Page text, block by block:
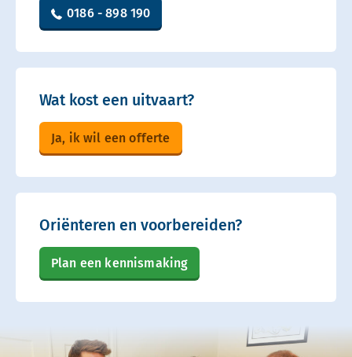
0186 - 898 190
Wat kost een uitvaart?
Ja, ik wil een offerte
Oriënteren en voorbereiden?
Plan een kennismaking